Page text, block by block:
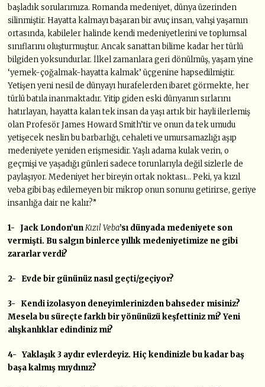
başladık sorularımıza. Romanda medeniyet, dünya üzerinden
silinmiştir. Hayatta kalmayı başaran bir avuç insan, vahşi yaşamın
ortasında, kabileler halinde kendi medeniyetlerini ve toplumsal
sınıflarını oluşturmuştur. Ancak sanattan bilime kadar her türlü
bilgiden yoksundurlar. İlkel zamanlara geri dönülmüş, yaşam yine
‘yemek-çoğalmak-hayatta kalmak’ üçgenine hapsedilmiştir.
Yetişen yeni nesil de dünyayı hurafelerden ibaret görmekte, her
türlü batıla inanmaktadır. Yitip giden eski dünyanın sırlarını
hatırlayan, hayatta kalan tek insan da yaşı artık bir hayli ilerlemiş
olan Profesör James Howard Smith’tir ve onun da tek umudu
yetişecek neslin bu barbarlığı, cehaleti ve umursamazlığı aşıp
medeniyete yeniden erişmesidir. Yaşlı adama kulak verin, o
geçmişi ve yaşadığı günleri sadece torunlarıyla değil sizlerle de
paylaşıyor. Medeniyet her bireyin ortak noktası… Peki, ya kızıl
veba gibi baş edilemeyen bir mikrop onun sonunu getirirse, geriye
insanlığa dair ne kalır?”
1- Jack London’unKızıl Veba’sı dünyada medeniyete son
vermişti. Bu salgın binlerce yıllık medeniyetimize ne gibi
zararlar verdi?
2- Evde bir gününüz nasıl geçti/geçiyor?
3- Kendi izolasyon deneyimlerinizden bahseder misiniz?
Mesela bu süreçte farklı bir yönünüzü keşfettiniz mi? Yeni
alışkanlıklar edindiniz mi?
4- Yaklaşık 3 aydır evlerdeyiz. Hiç kendinizle bu kadar baş
başa kalmış mıydınız?